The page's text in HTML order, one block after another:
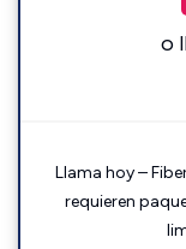
o
Llama hoy –
requieren